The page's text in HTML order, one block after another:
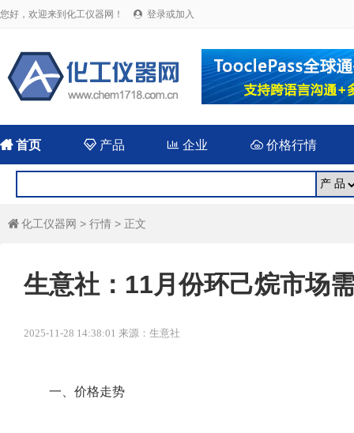
您好，欢迎来到化工仪器网！  登录或加入
首页 产品  企业 价格行情
 化工仪器网 > 行情 > 正文
生意社：11月份环己烷市场
2025-11-28 14:38:01 来源：生意社
一、价格走势